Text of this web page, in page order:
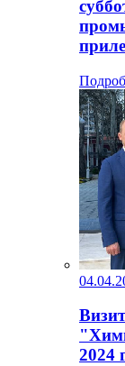
2024